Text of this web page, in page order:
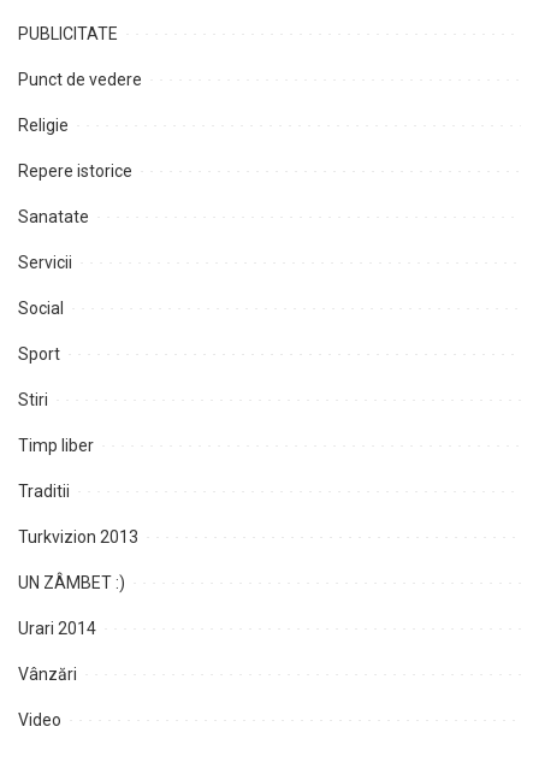
PUBLICITATE
Punct de vedere
Religie
Repere istorice
Sanatate
Servicii
Social
Sport
Stiri
Timp liber
Traditii
Turkvizion 2013
UN ZÂMBET :)
Urari 2014
Vânzări
Video